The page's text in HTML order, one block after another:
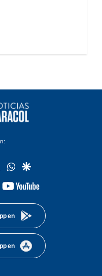
twitterwhatsapp
google
youtube-
en
en